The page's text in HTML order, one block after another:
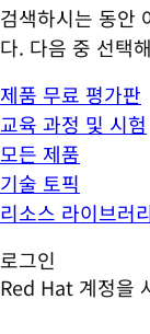
검색하시는 동안
다. 다음 중 선택
제품 무료 평가판
교육 과정 및 시험
모든 제품
기술 토픽
리소스 라이브러
로그인
Red Hat 계정을